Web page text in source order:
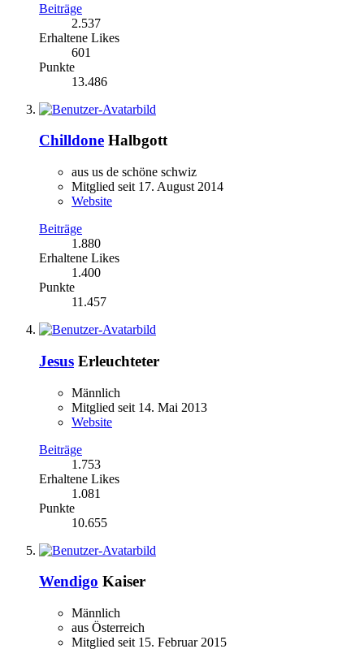
Beiträge
2.537
Erhaltene Likes
601
Punkte
13.486
Chilldone Halbgott
aus us de schöne schwiz
Mitglied seit 17. August 2014
Website
Beiträge
1.880
Erhaltene Likes
1.400
Punkte
11.457
Jesus Erleuchteter
Männlich
Mitglied seit 14. Mai 2013
Website
Beiträge
1.753
Erhaltene Likes
1.081
Punkte
10.655
Wendigo Kaiser
Männlich
aus Österreich
Mitglied seit 15. Februar 2015